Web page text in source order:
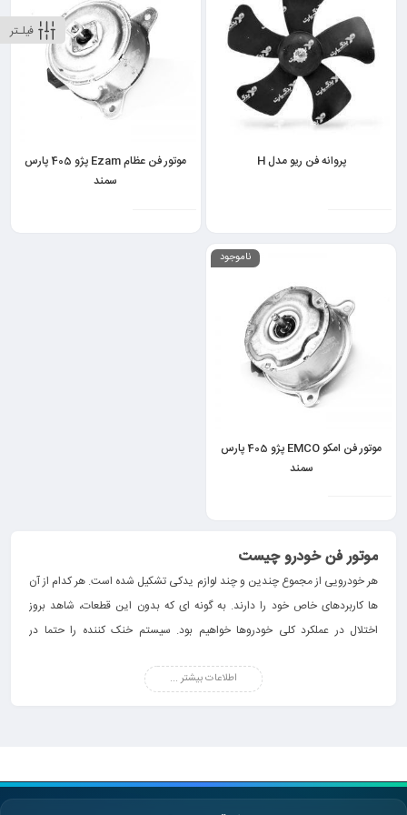
فیلـتر
پروانه فن ریو مدل H
موتور فن عظام Ezam پژو 405 پارس
سمند
ناموجود
موتور فن امکو EMCO پژو 405 پارس
سمند
موتور فن خودرو چیست
هر خودرویی از مجموع چندین و چند لوازم یدکی تشکیل شده است. هر کدام از آن
ها کاربردهای خاص خود را دارند. به گونه ای که بدون این قطعات، شاهد بروز
اختلال در عملکرد کلی خودروها خواهیم بود. سیستم خنک کننده را حتما در
این سیستم ضروری در خودروها شامل اجزای مختلفی است که یکی از آن ها موتور
چون عمده ترین فعالیت خودروهایی با موتور احتراق داخلی بر پایه جرقه زنی و
اشتعال است؛ به همین جهت دمای خودروها با حرارت آن ها بالا می رود. بنابراین
اطلاعات بیشتر ...